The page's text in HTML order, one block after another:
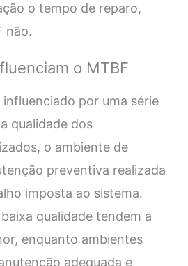
o tempo de reparo,
não.
o MTBF
por uma série
qualidade dos
o ambiente de
preventiva realizada
imposta ao sistema.
qualidade tendem a
enquanto ambientes
adequada e